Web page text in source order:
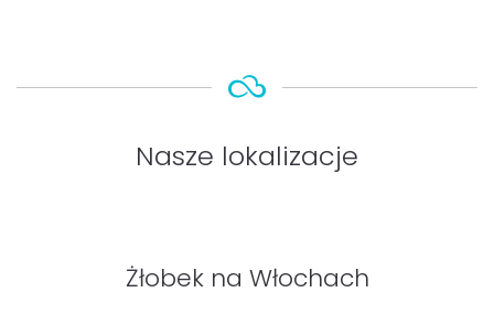
Nasze lokalizacje
Żłobek na Włochach